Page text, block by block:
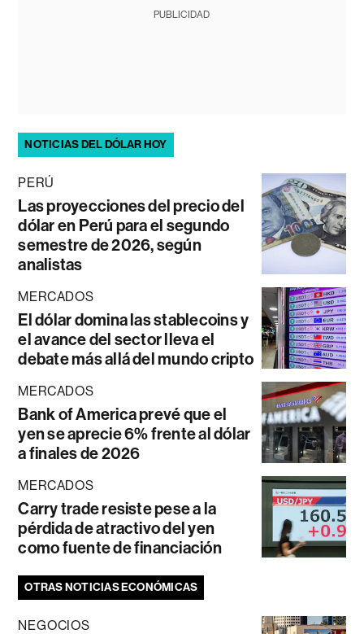
PUBLICIDAD
NOTICIAS DEL DÓLAR HOY
PERÚ
Las proyecciones del precio del
dólar en Perú para el segundo
semestre de 2026, según
analistas
MERCADOS
El dólar domina las stablecoins y
el avance del sector lleva el
debate más allá del mundo cripto
MERCADOS
Bank of America prevé que el
yen se aprecie 6% frente al dólar
a finales de 2026
MERCADOS
Carry trade resiste pese a la
pérdida de atractivo del yen
como fuente de financiación
OTRAS NOTICIAS ECONÓMICAS
NEGOCIOS